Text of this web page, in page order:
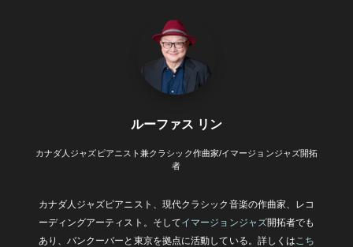
ルーファス リン
カナダ人ジャズピアニスト兼クラシック作曲家/イマージョンジャズ開拓
者
カナダ人ジャズピアニスト、現代クラシック音楽の作曲家、レコ
ーディングアーティスト。そしてイマージョンジャズ開拓者でも
あり、バンクーバーと東京を拠点に活動している。詳しくはこち